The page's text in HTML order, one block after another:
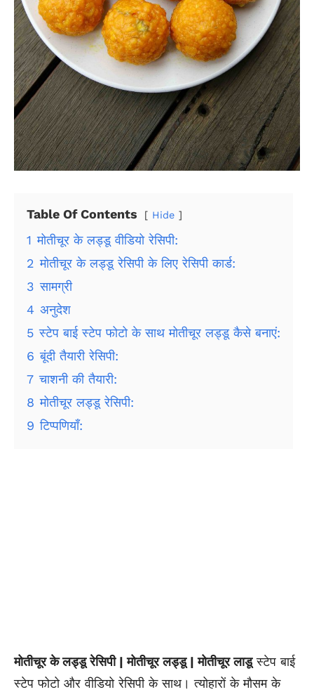
Table Of Contents Hide
1 मोतीचूर के लड्डू वीडियो रेसिपी:
2 मोतीचूर के लड्डू रेसिपी के लिए रेसिपी कार्ड:
3 सामग्री
4 अनुदेश
5 स्टेप बाई स्टेप फोटो के साथ मोतीचूर लड्डू कैसे बनाएं:
6 बूंदी तैयारी रेसिपी:
7 चाशनी की तैयारी:
8 मोतीचूर लड्डू रेसिपी:
9 टिप्पणियाँ:
मोतीचूर के लड्डू रेसिपी | मोतीचूर लड्डू | मोतीचूर लाडूस्टेप बाई
स्टेप फोटो और वीडियो रेसिपी के साथ। त्योहारों के मौसम के